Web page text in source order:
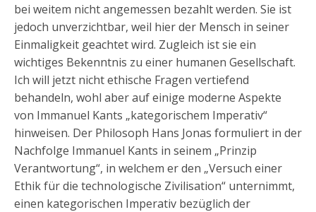
bei weitem nicht angemessen bezahlt werden. Sie ist
jedoch unverzichtbar, weil hier der Mensch in seiner
Einmaligkeit geachtet wird. Zugleich ist sie ein
wichtiges Bekenntnis zu einer humanen Gesellschaft.
Ich will jetzt nicht ethische Fragen vertiefend
behandeln, wohl aber auf einige moderne Aspekte
von Immanuel Kants „kategorischem Imperativ“
hinweisen. Der Philosoph Hans Jonas formuliert in der
Nachfolge Immanuel Kants in seinem „Prinzip
Verantwortung“, in welchem er den „Versuch einer
Ethik für die technologische Zivilisation“ unternimmt,
einen kategorischen Imperativ bezüglich der